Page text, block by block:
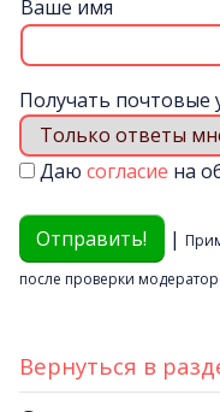
Ваше имя
Получать почтовые
Даю согласие на
|
после проверки
Вернуться в